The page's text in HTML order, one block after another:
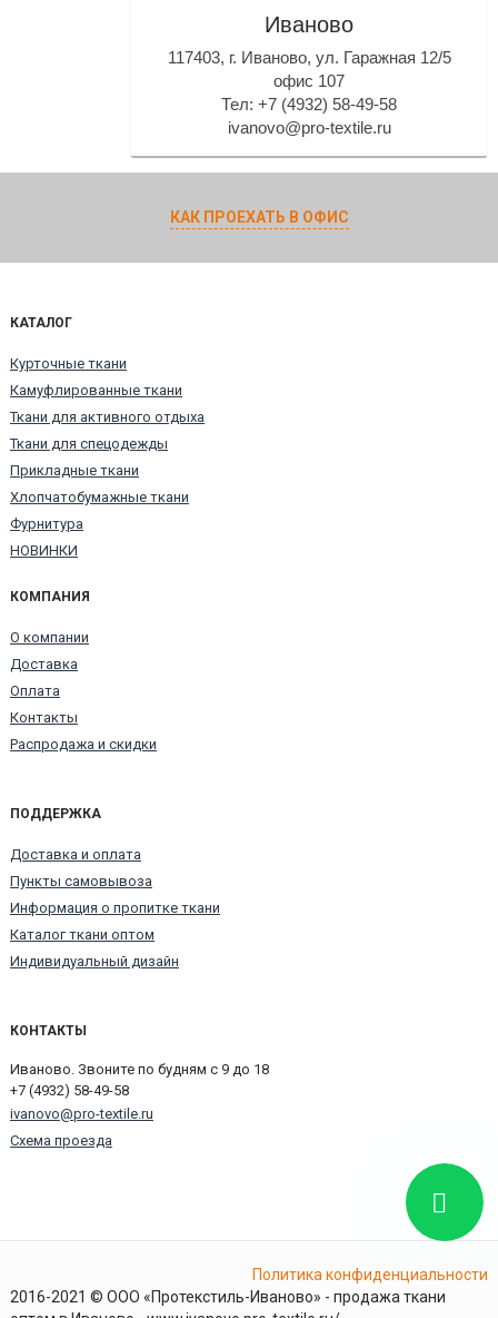
Иваново
117403, г. Иваново, ул. Гаражная 12/5
офис 107
Тел: +7 (4932) 58-49-58
ivanovo@pro-textile.ru
КАК ПРОЕХАТЬ В ОФИС
КАТАЛОГ
Курточные ткани
Камуфлированные ткани
Ткани для активного отдыха
Ткани для спецодежды
Прикладные ткани
Хлопчатобумажные ткани
Фурнитура
НОВИНКИ
КОМПАНИЯ
О компании
Доставка
Оплата
Контакты
Распродажа и скидки
ПОДДЕРЖКА
Доставка и оплата
Пункты самовывоза
Информация о пропитке ткани
Каталог ткани оптом
Индивидуальный дизайн
КОНТАКТЫ
Иваново. Звоните по будням с 9 до 18
+7 (4932) 58-49-58
ivanovo@pro-textile.ru
Схема проезда
Политика конфиденциальности
2016-2021 © ООО «Протекстиль-Иваново» - продажа ткани